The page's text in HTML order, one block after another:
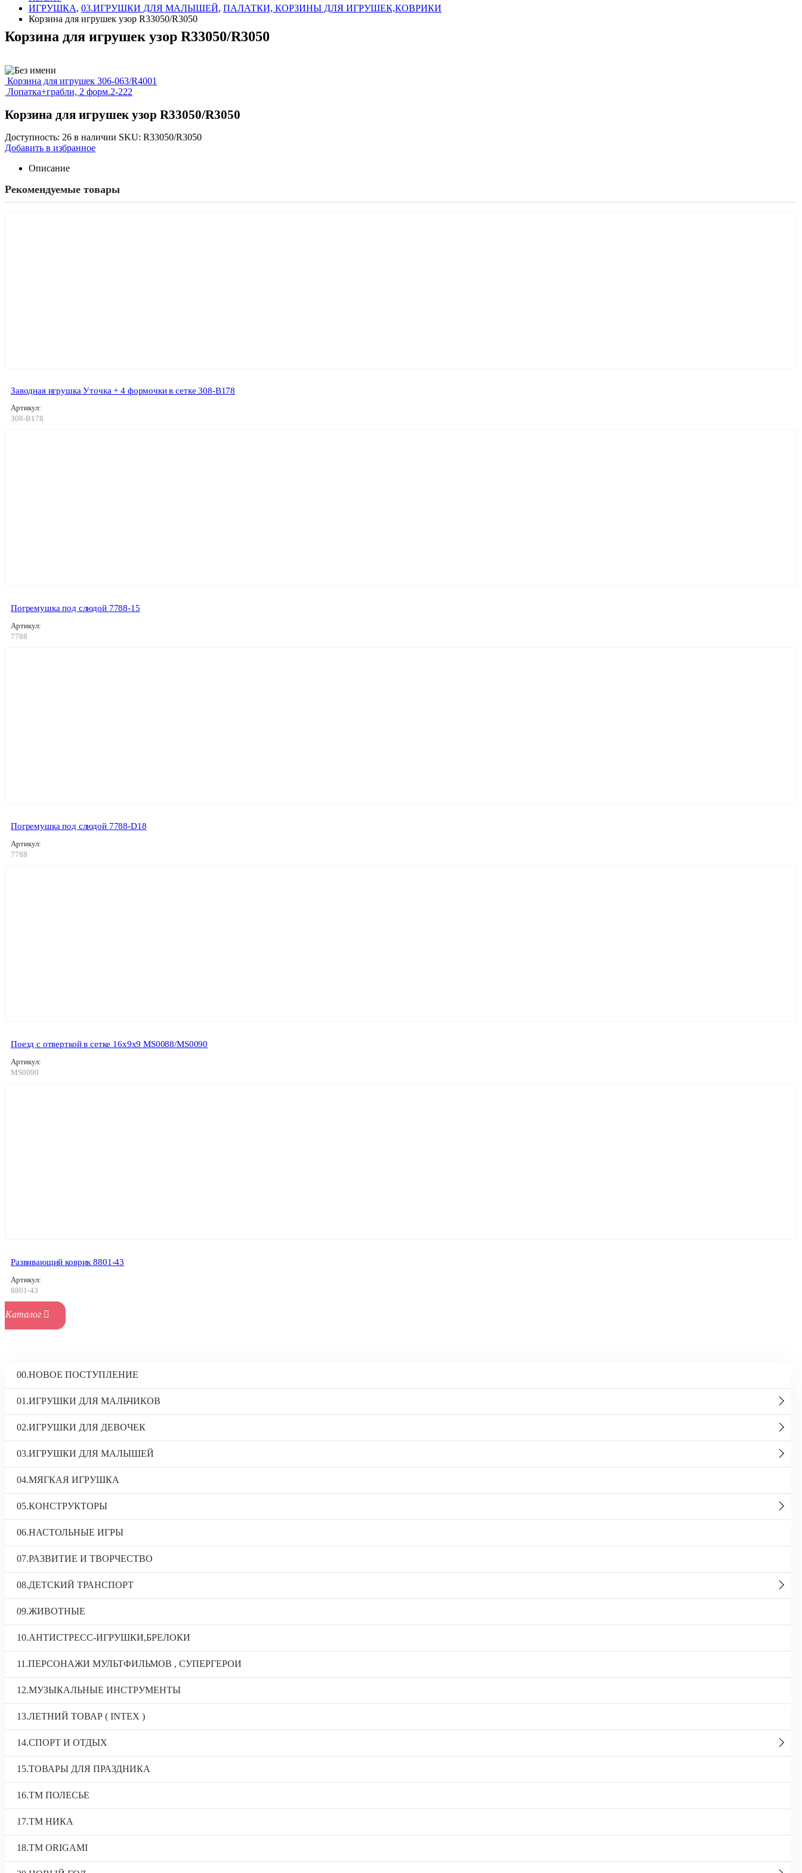
ИГРУШКА, 03.ИГРУШКИ ДЛЯ МАЛЫШЕЙ, ПАЛАТКИ, КОРЗИНЫ ДЛЯ ИГРУШЕК,КОВРИКИ
Корзина для игрушек узор R33050/R3050
Корзина для игрушек узор R33050/R3050
Корзина для игрушек 306-063/R4001
Лопатка+грабли, 2 форм.2-222
Корзина для игрушек узор R33050/R3050
Доступность: 26 в наличии SKU: R33050/R3050
Добавить в избранное
Описание
Рекомендуемые товары
Заводная игрушка Уточка + 4 формочки в сетке 308-B178
Артикул:
308-В178
Погремушка под слюдой 7788-15
Артикул:
7788
Погремушка под слюдой 7788-D18
Артикул:
7788
Поезд с отверткой в сетке 16х9х9 MS0088/MS0090
Артикул:
MS0090
Развивающий коврик 8801-43
Артикул:
8801-43
00.НОВОЕ ПОСТУПЛЕНИЕ
01.ИГРУШКИ ДЛЯ МАЛЬЧИКОВ
02.ИГРУШКИ ДЛЯ ДЕВОЧЕК
03.ИГРУШКИ ДЛЯ МАЛЫШЕЙ
04.МЯГКАЯ ИГРУШКА
05.КОНСТРУКТОРЫ
06.НАСТОЛЬНЫЕ ИГРЫ
07.РАЗВИТИЕ И ТВОРЧЕСТВО
08.ДЕТСКИЙ ТРАНСПОРТ
09.ЖИВОТНЫЕ
10.АНТИСТРЕСС-ИГРУШКИ,БРЕЛОКИ
11.ПЕРСОНАЖИ МУЛЬТФИЛЬМОВ , СУПЕРГЕРОИ
12.МУЗЫКАЛЬНЫЕ ИНСТРУМЕНТЫ
13.ЛЕТНИЙ ТОВАР ( INTEX )
14.СПОРТ И ОТДЫХ
15.ТОВАРЫ ДЛЯ ПРАЗДНИКА
16.ТМ ПОЛЕСЬЕ
17.ТМ НИКА
18.TM ORIGAMI